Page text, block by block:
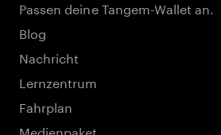
Passen deine Tangem-Wallet an.
Blog
Nachricht
Lernzentrum
Fahrplan
Medienpaket